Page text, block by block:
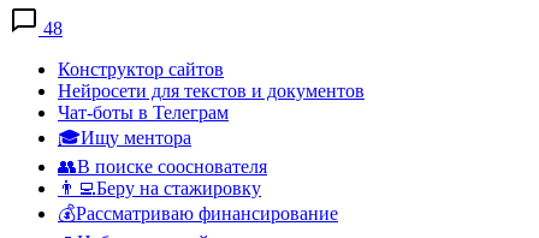
48
Конструктор сайтов
Нейросети для текстов и документов
Чат-боты в Телеграм
🎓Ищу ментора
👥В поиске сооснователя
👨‍💻Беру на стажировку
💰Рассматриваю финансирование